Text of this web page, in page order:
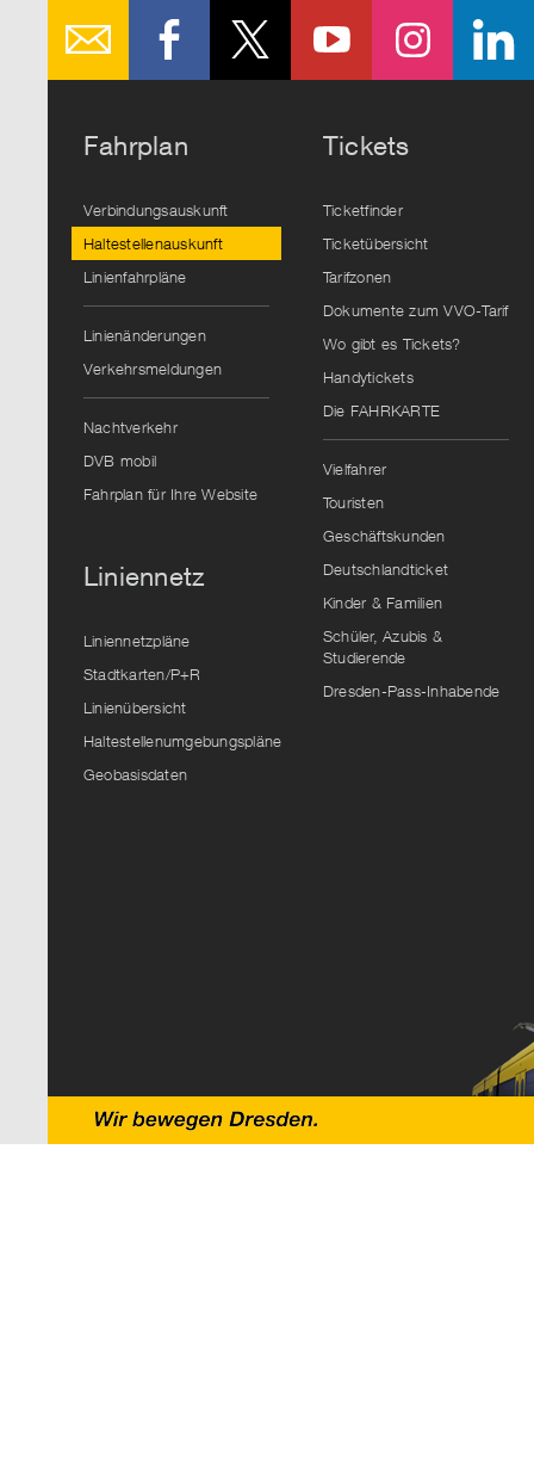
Fahrplan
Verbindungsauskunft
Haltestellenauskunft
Linienfahrpläne
Linienänderungen
Verkehrsmeldungen
Nachtverkehr
DVB mobil
Fahrplan für Ihre Website
Liniennetz
Liniennetzpläne
Stadtkarten/P+R
Linienübersicht
Haltestellenumgebungspläne
Geobasisdaten
Tickets
Ticketfinder
Ticketübersicht
Tarifzonen
Dokumente zum VVO-Tarif
Wo gibt es Tickets?
Handytickets
Die FAHRKARTE
Vielfahrer
Touristen
Geschäftskunden
Deutschlandticket
Kinder & Familien
Schüler, Azubis &
Studierende
Dresden-Pass-Inhabende